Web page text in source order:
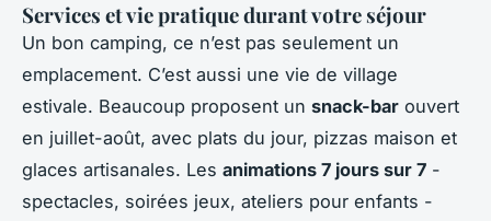
Services et vie pratique durant votre séjour
Un bon camping, ce n’est pas seulement un
emplacement. C’est aussi une vie de village
estivale. Beaucoup proposent un snack-bar ouvert
en juillet-août, avec plats du jour, pizzas maison et
glaces artisanales. Les animations 7 jours sur 7 -
spectacles, soirées jeux, ateliers pour enfants -